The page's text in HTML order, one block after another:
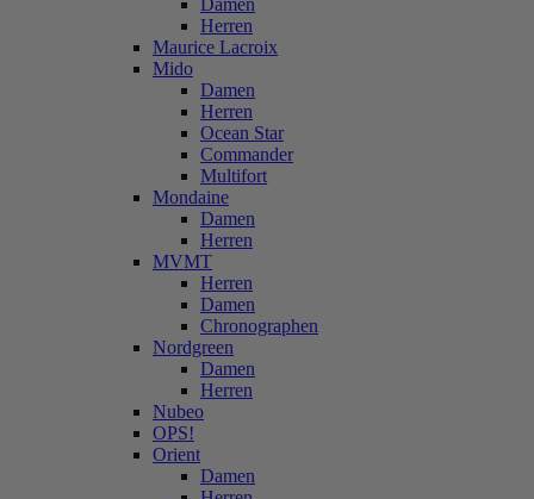
Damen
Herren
Maurice Lacroix
Mido
Damen
Herren
Ocean Star
Commander
Multifort
Mondaine
Damen
Herren
MVMT
Herren
Damen
Chronographen
Nordgreen
Damen
Herren
Nubeo
OPS!
Orient
Damen